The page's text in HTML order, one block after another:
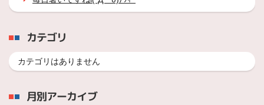
カテゴリ
カテゴリはありません
月別アーカイブ